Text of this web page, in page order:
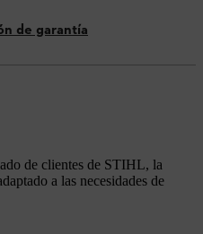
de garantía
de clientes de STIHL, la
a las necesidades de